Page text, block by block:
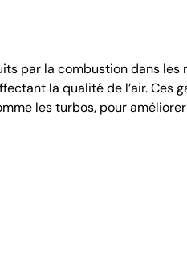
par la combustion dans
la qualité de l’air. Ces
les turbos, pour améliorer